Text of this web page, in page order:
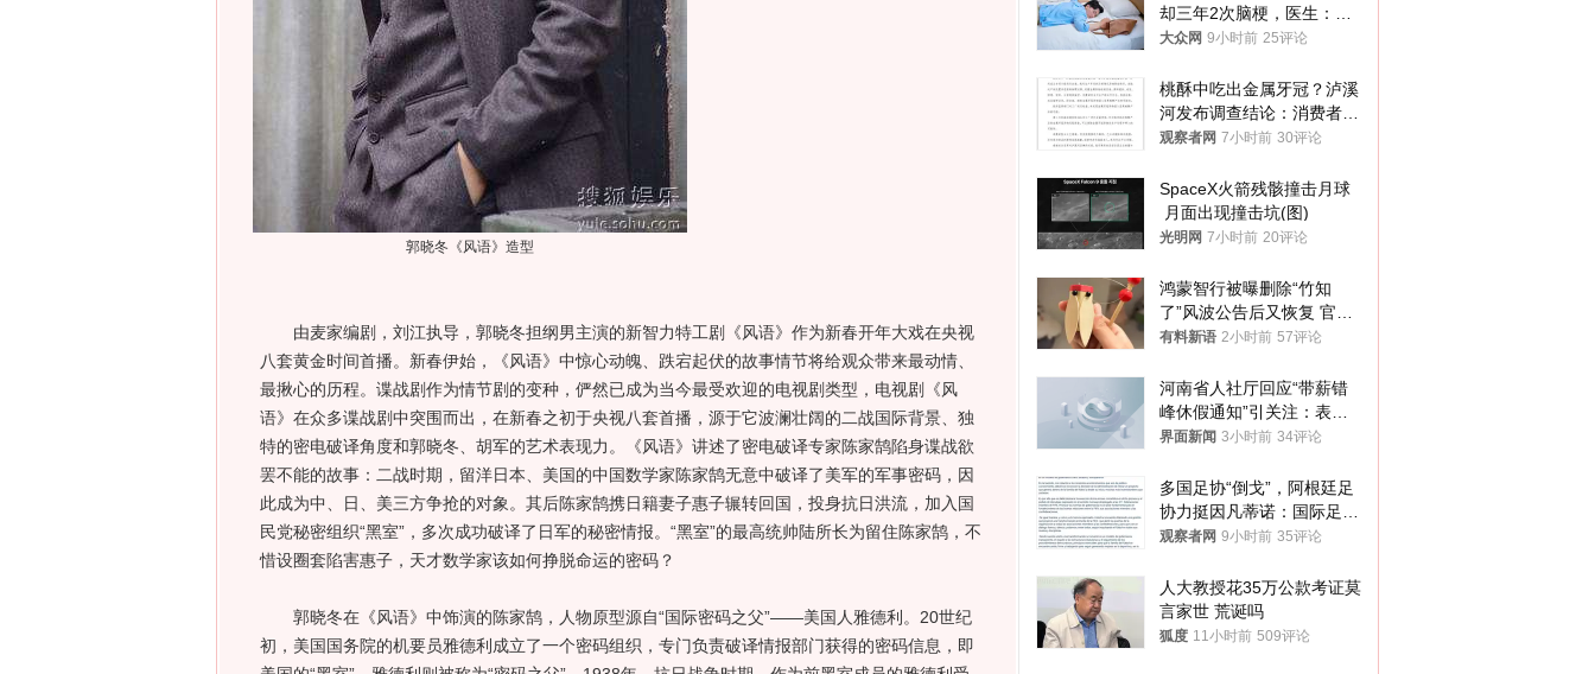
郭晓冬《风语》造型
由麦家编剧，刘江执导，郭晓冬担纲男主演的新智力特工剧《风语》作为新春开年大戏在央视
八套黄金时间首播。新春伊始，《风语》中惊心动魄、跌宕起伏的故事情节将给观众带来最动情、
最揪心的历程。谍战剧作为情节剧的变种，俨然已成为当今最受欢迎的电视剧类型，电视剧《风
语》在众多谍战剧中突围而出，在新春之初于央视八套首播，源于它波澜壮阔的二战国际背景、独
特的密电破译角度和郭晓冬、胡军的艺术表现力。《风语》讲述了密电破译专家陈家鹄陷身谍战欲
罢不能的故事：二战时期，留洋日本、美国的中国数学家陈家鹄无意中破译了美军的军事密码，因
此成为中、日、美三方争抢的对象。其后陈家鹄携日籍妻子惠子辗转回国，投身抗日洪流，加入国
民党秘密组织“黑室”，多次成功破译了日军的秘密情报。“黑室”的最高统帅陆所长为留住陈家鹄，不
惜设圈套陷害惠子，天才数学家该如何挣脱命运的密码？
郭晓冬在《风语》中饰演的陈家鹄，人物原型源自“国际密码之父”——美国人雅德利。20世纪
初，美国国务院的机要员雅德利成立了一个密码组织，专门负责破译情报部门获得的密码信息，即
却三年2次脑梗，医生：这
样睡觉更伤身
大众网 9小时前 25评论
桃酥中吃出金属牙冠？泸溪
河发布调查结论：消费者已
澄清，所发视频情况不属实
观察者网 7小时前 30评论
SpaceX火箭残骸撞击月球
月面出现撞击坑(图)
光明网 7小时前 20评论
鸿蒙智行被曝删除“竹知
了”风波公告后又恢复 官媒
曾力挺：劝华为要大度的，
有料新语 2小时前 57评论
河南省人社厅回应“带薪错
峰休假通知”引关注：表述
不够准确，待修改后印发
界面新闻 3小时前 34评论
多国足协“倒戈”，阿根廷足
协力挺因凡蒂诺：国际足联
今后应继续在其领导下前行
观察者网 9小时前 35评论
人大教授花35万公款考证莫
言家世 荒诞吗
狐度 11小时前 509评论